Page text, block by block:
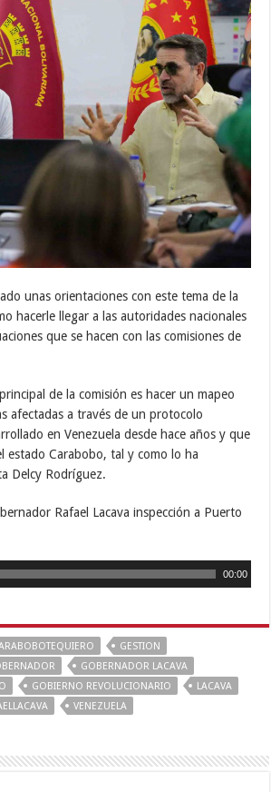
unas orientaciones con este tema de la
hacerle llegar a las autoridades nacionales
que se hacen con las comisiones de
de la comisión es hacer un mapeo
afectadas a través de un protocolo
en Venezuela desde hace años y que
estado Carabobo, tal y como lo ha
Delcy Rodríguez.
Rafael Lacava inspección a Puerto
00:00
GESTION
GOBERNADOR LACAVA
GOBIERNO REVOLUCIONARIO
LACAVA
VENEZUELA